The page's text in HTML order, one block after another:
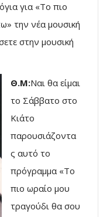
για «Το πιο
την νέα μουσική
στην μουσική
Θ.Μ:Ναι θα είμαι
το Σάββατο στο
Κιάτο
παρουσιάζοντα
ς αυτό το
πρόγραμμα «Το
πιο ωραίο μου
τραγούδι θα σου